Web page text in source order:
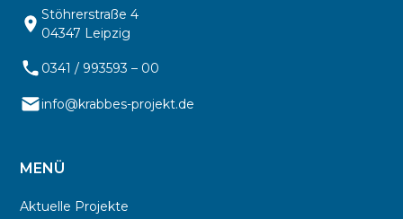
Stöhrerstraße 4
04347 Leipzig
0341 / 993593 – 00
info@krabbes-projekt.de
MENÜ
Aktuelle Projekte